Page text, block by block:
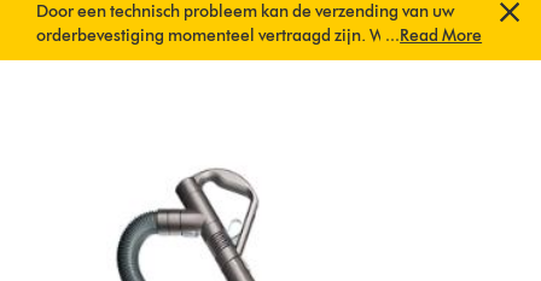
Door een technisch probleem kan de verzending van uw
orderbevestiging momenteel vertraagd zijn. We werken al
aan een snelle oplossing.U hoeft verder niets te doen. Uw
...Read More